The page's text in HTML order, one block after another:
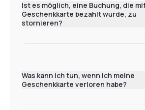
Ist es möglich, eine Buchung, die
Geschenkkarte bezahlt wurde, zu
stornieren?
Was kann ich tun, wenn ich meine
Geschenkkarte verloren habe?